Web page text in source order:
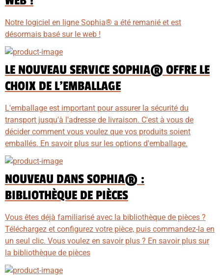
Notre logiciel en ligne Sophia® a été remanié et est
désormais basé sur le web !
LE NOUVEAU SERVICE SOPHIA® OFFRE LE
CHOIX DE L'EMBALLAGE
L'emballage est important pour assurer la sécurité du
transport jusqu'à l'adresse de livraison. C'est à vous de
décider comment vous voulez que vos produits soient
emballés. En savoir plus sur les options d'emballage.
NOUVEAU DANS SOPHIA® :
BIBLIOTHÈQUE DE PIÈCES
Vous êtes déjà familiarisé avec la bibliothèque de pièces ?
Téléchargez et configurez votre pièce, puis commandez-la en
un seul clic. Vous voulez en savoir plus ? En savoir plus sur
la bibliothèque de pièces